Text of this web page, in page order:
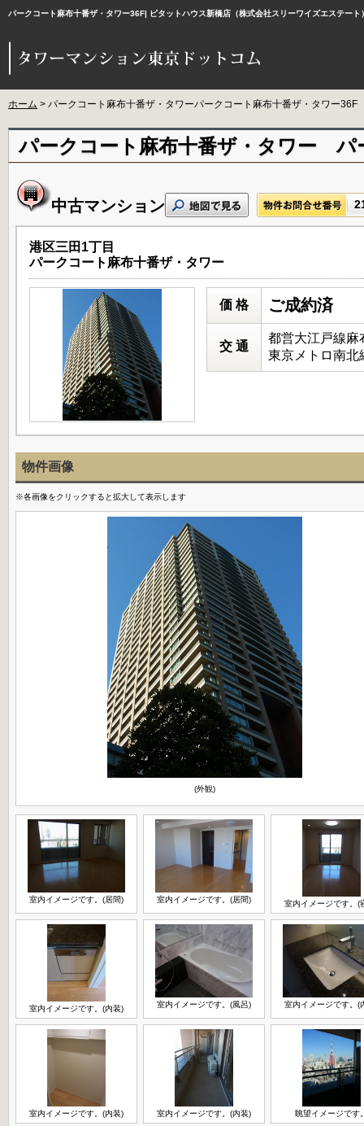
パークコート麻布十番ザ・タワー36F| ピタットハウス新橋店（株式会社スリーワイズエステー
ホーム > パークコート麻布十番ザ・タワーパークコート麻布十番ザ・タワー36F
パークコート麻布十番ザ・タワー パ
中古マンション
港区三田1丁目
パークコート麻布十番ザ・タワー
価 格 ご成約済
交 通
都営大江戸線麻
東京メトロ南北
物件画像
※各画像をクリックすると拡大して表示します
(外観)
室内イメージです。(居間) 室内イメージです。(居間) 室内イメージです。(
室内イメージです。(内装) 室内イメージです。(風呂) 室内イメージです。(
室内イメージです。(内装) 室内イメージです。(内装) 眺望イメージです